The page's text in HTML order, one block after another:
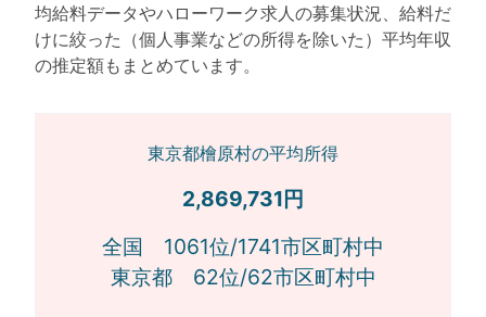
均給料データやハローワーク求人の募集状況、給料だ
けに絞った（個人事業などの所得を除いた）平均年収
の推定額もまとめています。
東京都檜原村の平均所得
2,869,731円
全国 1061位/1741市区町村中
東京都 62位/62市区町村中